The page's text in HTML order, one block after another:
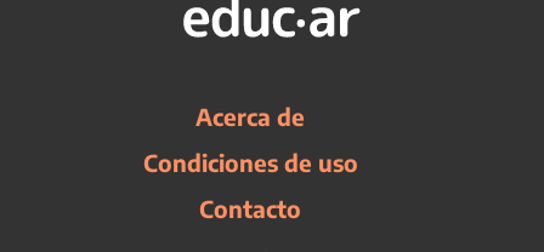
Acerca de
Condiciones de uso
Contacto